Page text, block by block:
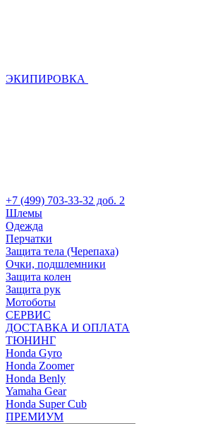
ЭКИПИРОВКА
+7 (499) 703-33-32 доб. 2
Шлемы
Одежда
Перчатки
Защита тела (Черепаха)
Очки, подшлемники
Защита колен
Защита рук
Мотоботы
СЕРВИС
ДОСТАВКА И ОПЛАТА
ТЮНИНГ
Honda Gyro
Honda Zoomer
Honda Benly
Yamaha Gear
Honda Super Cub
ПРЕМИУМ